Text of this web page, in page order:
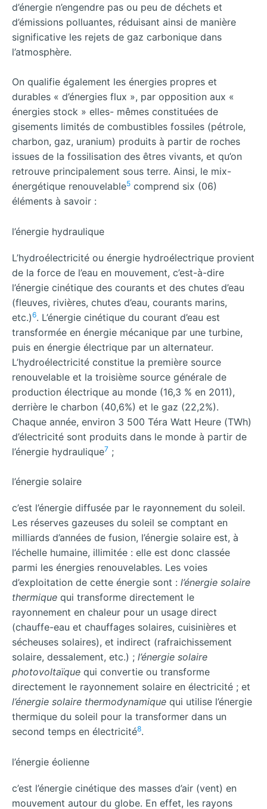
d’énergie n’engendre pas ou peu de déchets et
d’émissions polluantes, réduisant ainsi de manière
significative les rejets de gaz carbonique dans
l’atmosphère.
On qualifie également les énergies propres et
durables « d’énergies flux », par opposition aux «
énergies stock » elles- mêmes constituées de
gisements limités de combustibles fossiles (pétrole,
charbon, gaz, uranium) produits à partir de roches
issues de la fossilisation des êtres vivants, et qu’on
retrouve principalement sous terre. Ainsi, le mix-
énergétique renouvelable5 comprend six (06)
éléments à savoir :
l’énergie hydraulique
L’hydroélectricité ou énergie hydroélectrique provient
de la force de l’eau en mouvement, c’est-à-dire
l’énergie cinétique des courants et des chutes d’eau
(fleuves, rivières, chutes d’eau, courants marins,
etc.)6. L’énergie cinétique du courant d’eau est
transformée en énergie mécanique par une turbine,
puis en énergie électrique par un alternateur.
L’hydroélectricité constitue la première source
renouvelable et la troisième source générale de
production électrique au monde (16,3 % en 2011),
derrière le charbon (40,6%) et le gaz (22,2%).
Chaque année, environ 3 500 Téra Watt Heure (TWh)
d’électricité sont produits dans le monde à partir de
l’énergie hydraulique7 ;
l’énergie solaire
c’est l’énergie diffusée par le rayonnement du soleil.
Les réserves gazeuses du soleil se comptant en
milliards d’années de fusion, l’énergie solaire est, à
l’échelle humaine, illimitée : elle est donc classée
parmi les énergies renouvelables. Les voies
d’exploitation de cette énergie sont : l’énergie solaire
thermique qui transforme directement le
rayonnement en chaleur pour un usage direct
(chauffe-eau et chauffages solaires, cuisinières et
sécheuses solaires), et indirect (rafraichissement
solaire, dessalement, etc.) ; l’énergie solaire
photovoltaïque qui convertie ou transforme
directement le rayonnement solaire en électricité ; et
l’énergie solaire thermodynamique qui utilise l’énergie
thermique du soleil pour la transformer dans un
second temps en électricité8.
l’énergie éolienne
c’est l’énergie cinétique des masses d’air (vent) en
mouvement autour du globe. En effet, les rayons